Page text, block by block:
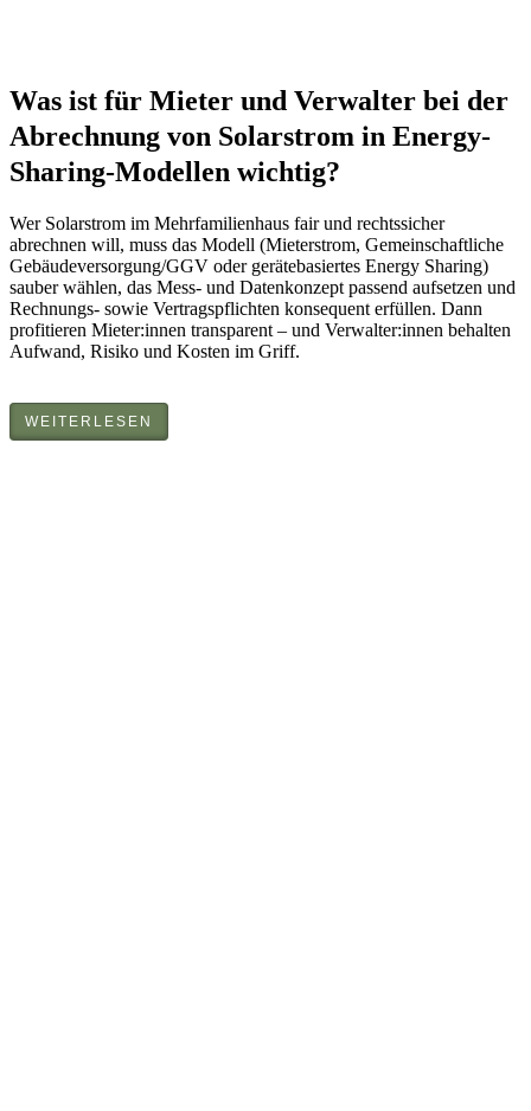
Was ist für Mieter und Verwalter bei der
Abrechnung von Solarstrom in Energy-
Sharing-Modellen wichtig?
Wer Solarstrom im Mehrfamilienhaus fair und rechtssicher
abrechnen will, muss das Modell (Mieterstrom, Gemeinschaftliche
Gebäudeversorgung/GGV oder gerätebasiertes Energy Sharing)
sauber wählen, das Mess- und Datenkonzept passend aufsetzen und
Rechnungs- sowie Vertragspflichten konsequent erfüllen. Dann
profitieren Mieter:innen transparent – und Verwalter:innen behalten
Aufwand, Risiko und Kosten im Griff.
WEITERLESEN